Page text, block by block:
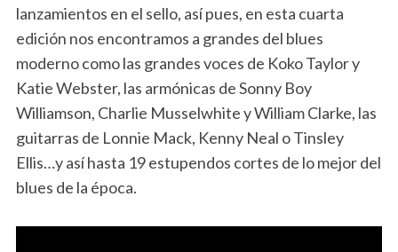
lanzamientos en el sello, así pues, en esta cuarta
edición nos encontramos a grandes del blues
moderno como las grandes voces de Koko Taylor y
Katie Webster, las armónicas de Sonny Boy
Williamson, Charlie Musselwhite y William Clarke, las
guitarras de Lonnie Mack, Kenny Neal o Tinsley
Ellis…y así hasta 19 estupendos cortes de lo mejor del
blues de la época.